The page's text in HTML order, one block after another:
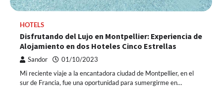
HOTELS
Disfrutando del Lujo en Montpellier: Experiencia de
Alojamiento en dos Hoteles Cinco Estrellas
Sandor 01/10/2023
Mi reciente viaje a la encantadora ciudad de Montpellier, en el
sur de Francia, fue una oportunidad para sumergirme en…